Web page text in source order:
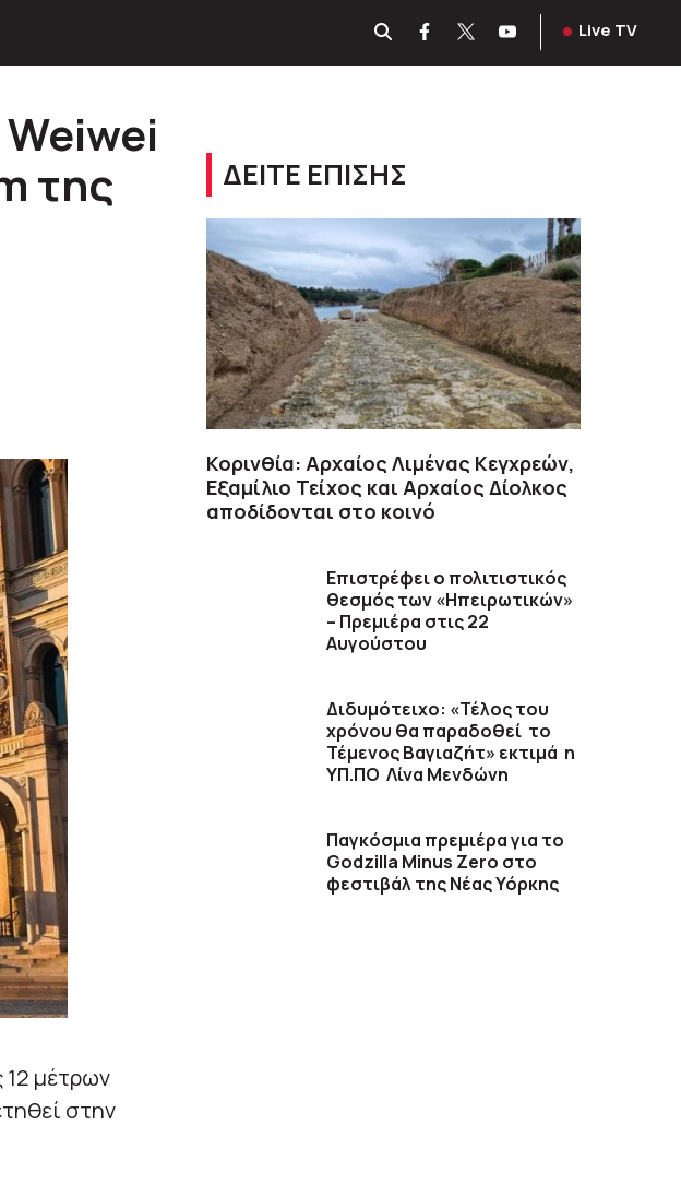
Live TV
της
12 μέτρων
στην
ΔΕΙΤΕ ΕΠΙΣΗΣ
Κορινθία: Αρχαίος Λιμένας Κεγχρεών,
Εξαμίλιο Τείχος και Aρχαίος Δίολκος
αποδίδονται στο κοινό
Επιστρέφει ο πολιτιστικός
θεσμός των «Ηπειρωτικών»
– Πρεμιέρα στις 22
Αυγούστου
Διδυμότειχο: «Τέλος του
χρόνου θα παραδοθεί το
Τέμενος Βαγιαζήτ» εκτιμά η
ΥΠ.ΠΟ Λίνα Μενδώνη
Παγκόσμια πρεμιέρα για το
Godzilla Minus Zero στο
φεστιβάλ της Νέας Υόρκης